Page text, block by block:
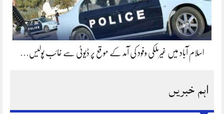
اسلام آباد میں غیرملکی وفود کی آمد کے موقع پر ڈیوٹی سے غائب پولیس…
اہم خبریں